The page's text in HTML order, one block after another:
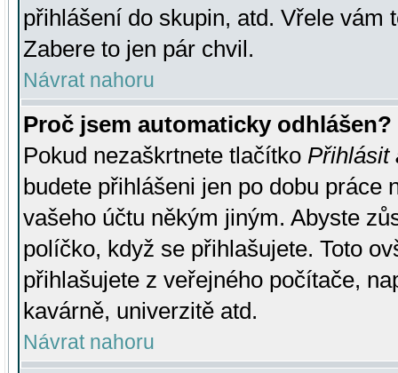
přihlášení do skupin, atd. Vřele vám
Zabere to jen pár chvil.
Návrat nahoru
Proč jsem automaticky odhlášen?
Pokud nezaškrtnete tlačítko Přihlásit
budete přihlášeni jen po dobu práce
vašeho účtu někým jiným. Abyste
políčko, když se přihlašujete. Toto
přihlašujete z veřejného počítače,
kavárně, univerzitě atd.
Návrat nahoru